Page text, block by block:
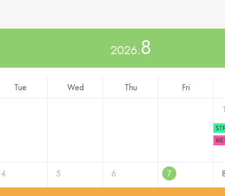
2026.8
Tue Wed Thu
Fri
4 5 6 7